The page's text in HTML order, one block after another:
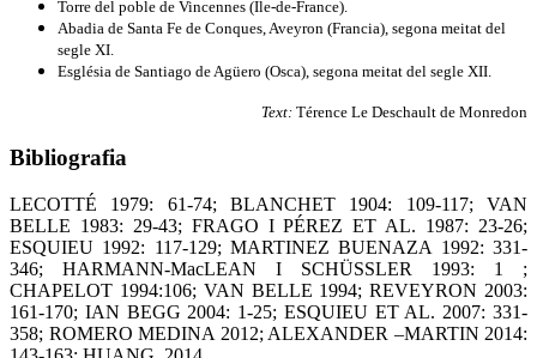
Torre del poble de Vincennes (Île-de-France).
Abadia de Santa Fe de Conques, Aveyron (Francia), segona meitat del
segle XI.
Església de Santiago de Agüero (Osca), segona meitat del segle XII.
Text: Térence Le Deschault de Monredon
Bibliografia
LECOTTÉ 1979: 61-74; BLANCHET 1904: 109-117; VAN
BELLE 1983: 29-43; FRAGO I PÉREZ ET AL. 1987: 23-26;
ESQUIEU 1992: 117-129; MARTINEZ BUENAZA 1992: 331-
346; HARMANN-MacLEAN I SCHÜSSLER 1993: 1 ;
CHAPELOT 1994:106; VAN BELLE 1994; REVEYRON 2003:
161-170; IAN BEGG 2004: 1-25; ESQUIEU ET AL. 2007: 331-
358; ROMERO MEDINA 2012; ALEXANDER –MARTIN 2014: